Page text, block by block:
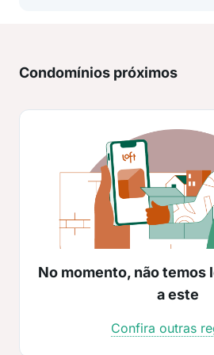
Condomínios próximos
No momento, não temos
a este
Confira outras